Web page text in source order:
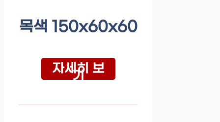
목색 150x60x60
자세히 보
기